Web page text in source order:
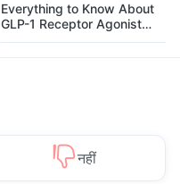
Everything to Know About
GLP-1 Receptor Agonist
and Its Role in Weight
Management
नहीं